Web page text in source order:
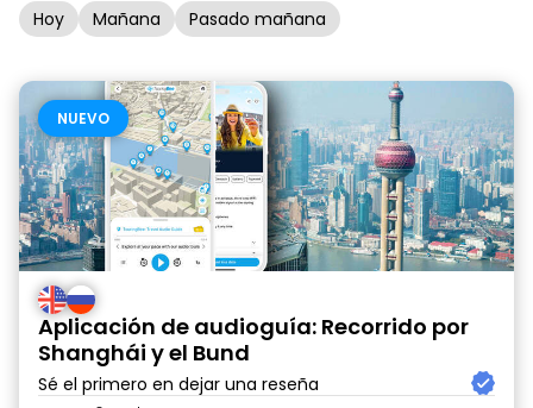
Hoy Mañana Pasado mañana
NUEVO
Aplicación de audioguía: Recorrido por
Shanghái y el Bund
Sé el primero en dejar una reseña